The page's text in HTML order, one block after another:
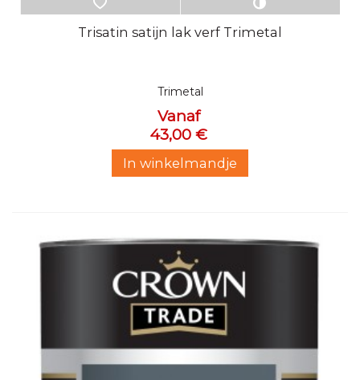
Trisatin satijn lak verf Trimetal
Trimetal
Vanaf
43,00 €
In winkelmandje